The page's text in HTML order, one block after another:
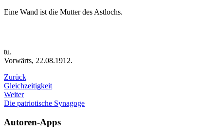
Eine Wand ist die Mutter des Astlochs.
tu.
Vorwärts, 22.08.1912.
Zurück
Gleichzeitigkeit
Weiter
Die patriotische Synagoge
Autoren-Apps